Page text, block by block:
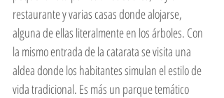
restaurante y varias casas donde alojarse,
alguna de ellas literalmente en los árboles. Con
la mismo entrada de la catarata se visita una
aldea donde los habitantes simulan el estilo de
vida tradicional. Es más un parque temático